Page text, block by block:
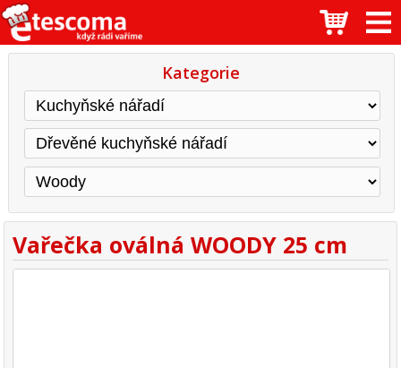
Kategorie
Vařečka oválná WOODY 25 cm